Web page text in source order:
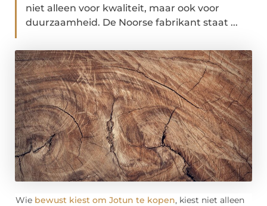
niet alleen voor kwaliteit, maar ook voor
duurzaamheid. De Noorse fabrikant staat ...
Wie bewust kiest om Jotun te kopen, kiest niet alleen